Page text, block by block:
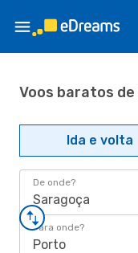
Voos baratos
Ida e volta
De onde?
Saragoça
Para onde?
Porto